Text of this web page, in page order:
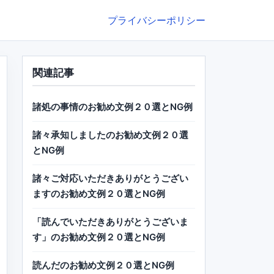
プライバシーポリシー
関連記事
諸処の事情のお勧め文例２０選とNG例
諸々承知しましたのお勧め文例２０選
とNG例
諸々ご対応いただきありがとうござい
ますのお勧め文例２０選とNG例
「読んでいただきありがとうございま
す」のお勧め文例２０選とNG例
読んだのお勧め文例２０選とNG例